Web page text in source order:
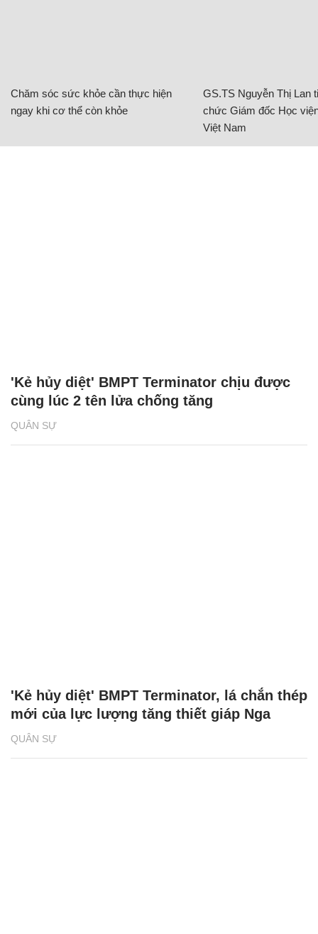
Chăm sóc sức khỏe cần thực hiện
ngay khi cơ thể còn khỏe
GS.TS Nguyễn Thị Lan
chức Giám đốc Học
Việt Nam
QUÂN SỰ
'Kẻ hủy diệt' BMPT Terminator chịu được
cùng lúc 2 tên lửa chống tăng
QUÂN SỰ
'Kẻ hủy diệt' BMPT Terminator, lá chắn thép
mới của lực lượng tăng thiết giáp Nga